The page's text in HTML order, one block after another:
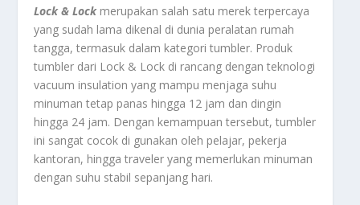
Lock & Lockmerupakan salah satu merek terpercaya
yang sudah lama dikenal di dunia peralatan rumah
tangga, termasuk dalam kategori tumbler. Produk
tumbler dari Lock & Lock di rancang dengan teknologi
vacuum insulation yang mampu menjaga suhu
minuman tetap panas hingga 12 jam dan dingin
hingga 24 jam. Dengan kemampuan tersebut, tumbler
ini sangat cocok di gunakan oleh pelajar, pekerja
kantoran, hingga traveler yang memerlukan minuman
dengan suhu stabil sepanjang hari.